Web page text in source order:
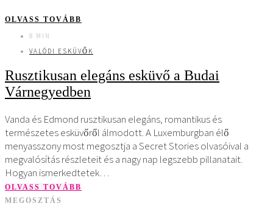
OLVASS TOVÁBB
8 MIN
VALÓDI ESKÜVŐK
Rusztikusan elegáns esküvő a Budai
Várnegyedben
Vanda és Edmond rusztikusan elegáns, romantikus és
természetes esküvőről álmodott. A Luxemburgban élő
menyasszony most megosztja a Secret Stories olvasóival a
megvalósítás részleteit és a nagy nap legszebb pillanatait.
Hogyan ismerkedtetek…
OLVASS TOVÁBB
MEGOSZTÁS